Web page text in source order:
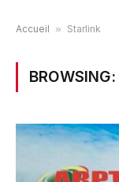
Accueil » Starlink
BROWSING: